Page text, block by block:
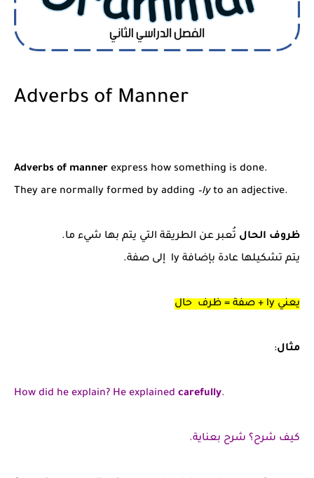
Adverbs of Manner
Adverbs of manner express how something is done.
They are normally formed by adding –lyto an adjective.
ظروف الحال تُعبر عن الطريقة التي يتم بها شيء ما.
يتم تشكيلها عادة بإضافة ly إلى صفة.
يعني ly + صفة = ظرف حال
مثال:
How did he explain? He explained carefully.
كيف شرح؟ شرح بعناية.